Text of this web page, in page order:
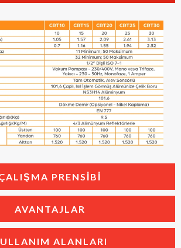
PRENSIBI
AVANTAJLAR
ALANLARI